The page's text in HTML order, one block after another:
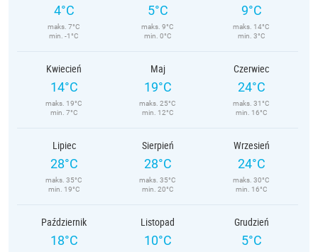
4°C
maks. 7°C
min. -1°C
5°C
maks. 9°C
min. 0°C
9°C
maks. 14°C
min. 3°C
Kwiecień
14°C
maks. 19°C
min. 7°C
Maj
19°C
maks. 25°C
min. 12°C
Czerwiec
24°C
maks. 31°C
min. 16°C
Lipiec
28°C
maks. 35°C
min. 19°C
Sierpień
28°C
maks. 35°C
min. 20°C
Wrzesień
24°C
maks. 30°C
min. 16°C
Październik
18°C
Listopad
10°C
Grudzień
5°C